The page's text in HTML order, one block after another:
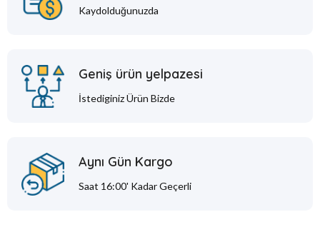
Kaydolduğunuzda
Geniş ürün yelpazesi
İstediginiz Ürün Bizde
Aynı Gün Kargo
Saat 16:00' Kadar Geçerli